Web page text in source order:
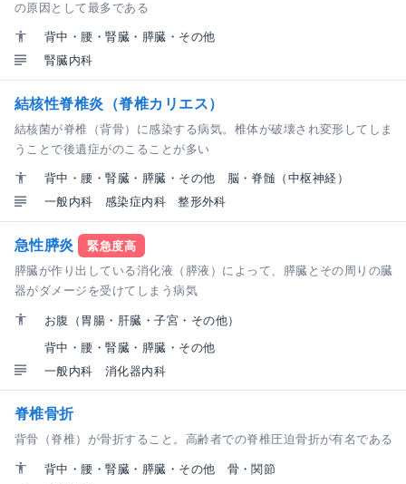
の原因として最多である
背中・腰・腎臓・膵臓・その他
腎臓内科
結核性脊椎炎（脊椎カリエス）
結核菌が脊椎（背骨）に感染する病気。椎体が破壊され変形してしま
うことで後遺症がのこることが多い
背中・腰・腎臓・膵臓・その他
脳・脊髄（中枢神経）
一般内科
感染症内科 整形外科
急性膵炎
緊急度高
膵臓が作り出している消化液（膵液）によって、膵臓とその周りの臓
器がダメージを受けてしまう病気
お腹（胃腸・肝臓・子宮・その他）
背中・腰・腎臓・膵臓・その他
一般内科
消化器内科
脊椎骨折
背骨（脊椎）が骨折すること。高齢者での脊椎圧迫骨折が有名である
背中・腰・腎臓・膵臓・その他
骨・関節